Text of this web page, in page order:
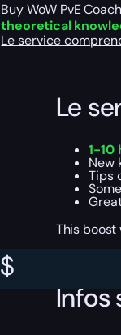
$
Buy WoW PvE
theoretical
Le service
Le
1-10
New
Tips
This
Infos